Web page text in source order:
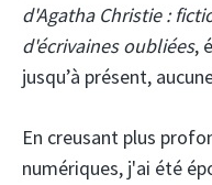
d'Agatha Christie :
d'écrivaines oubliées,
jusqu’à présent,
En creusant plus
numériques, j'ai été